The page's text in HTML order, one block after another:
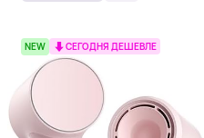
NEW СЕГОДНЯ ДЕШЕВЛЕ